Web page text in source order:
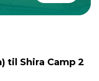
til Shira Camp 2